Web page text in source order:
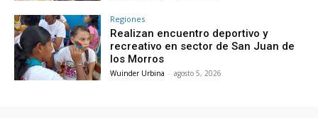
Regiones
Realizan encuentro deportivo y
recreativo en sector de San Juan de
los Morros
Wuinder Urbina - agosto 5, 2026